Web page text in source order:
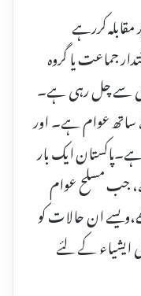
کررہے
جماعت یا گروہ
سے چل رہی ہے۔
ساتھ عوام ہے۔ اور
ہے۔پاکستان ایک بار
جب مسلح عوام
ان حالات کو
ایشیاء کے لئے